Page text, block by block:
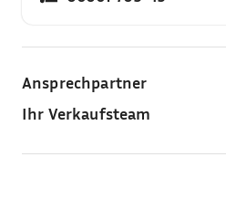
Ansprechpartner
Ihr Verkaufsteam